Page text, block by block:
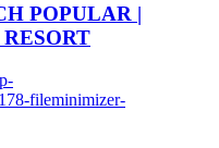
POPULAR |
fileminimizer-